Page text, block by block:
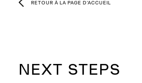
RETOUR À LA PAGE D'ACCUEIL
NEXT STEPS